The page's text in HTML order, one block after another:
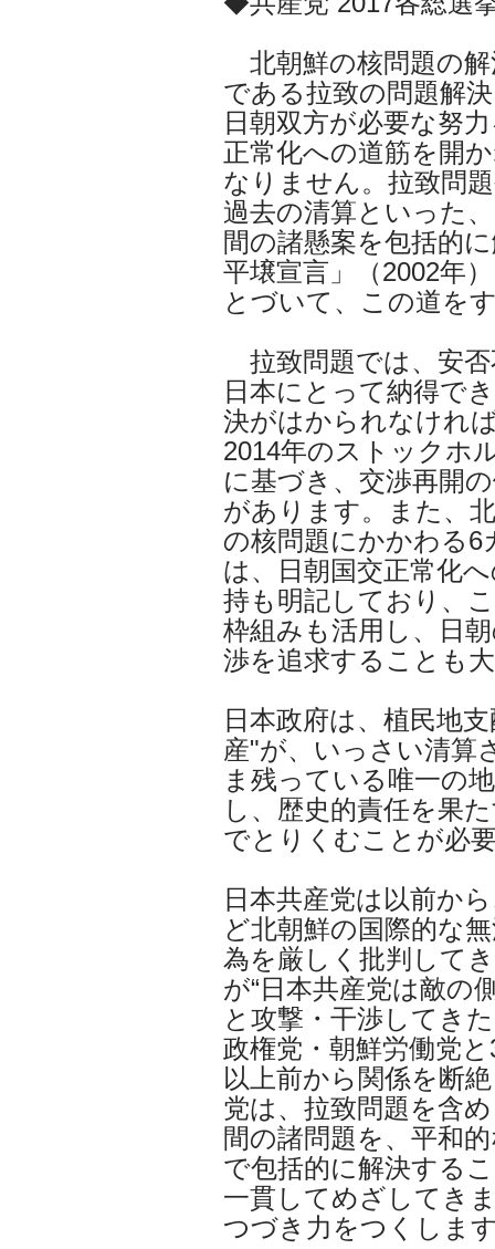
北朝鮮の核問題の
である拉致の問題解
日朝双方が必要な努
正常化への道筋を開
なりません。拉致問
過去の清算といった
間の諸懸案を包括的
平壌宣言」（2002年
とづいて、この道を
拉致問題では、安
日本にとって納得で
決がはかられなけれ
2014年のストックホ
に基づき、交渉再開
があります。また、
の核問題にかかわる6
は、日朝国交正常化
持も明記しており、
枠組みも活用し、日
渉を追求することも
日本政府は、植民地
産"が、いっさい清算
ま残っている唯一の
し、歴史的責任を果
でとりくむことが必
日本共産党は以前か
ど北朝鮮の国際的な
為を厳しく批判して
が“日本共産党は敵の
と攻撃・干渉してき
政権党・朝鮮労働党と
以上前から関係を断
党は、拉致問題を含
間の諸問題を、平和
で包括的に解決する
一貫してめざしてき
つづき力をつくしま